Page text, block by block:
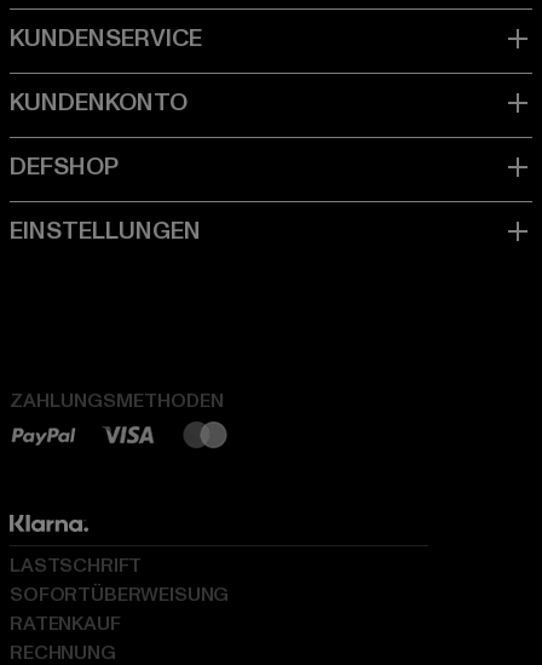
ZAHLUNGSMETHODEN
LASTSCHRIFT
SOFORTÜBERWEISUNG
RATENKAUF
RECHNUNG